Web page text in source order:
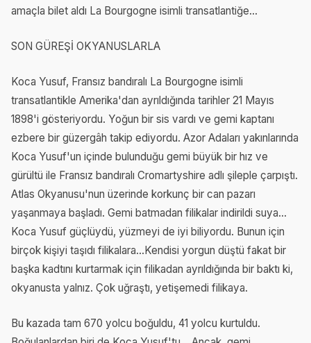
amaçla bilet aldı La Bourgogne isimli transatlantiğe…
SON GÜREŞİ OKYANUSLARLA
Koca Yusuf, Fransız bandıralı La Bourgogne isimli
transatlantikle Amerika'dan ayrıldığında tarihler 21 Mayıs
1898'i gösteriyordu. Yoğun bir sis vardı ve gemi kaptanı
ezbere bir güzergâh takip ediyordu. Azor Adaları yakınlarında
Koca Yusuf'un içinde bulunduğu gemi büyük bir hız ve
gürültü ile Fransız bandıralı Cromartyshire adlı şileple çarpıştı.
Atlas Okyanusu'nun üzerinde korkunç bir can pazarı
yaşanmaya başladı. Gemi batmadan filikalar indirildi suya…
Koca Yusuf güçlüydü, yüzmeyi de iyi biliyordu. Bunun için
birçok kişiyi taşıdı filikalara…Kendisi yorgun düştü fakat bir
başka kadtını kurtarmak için filikadan ayrıldığında bir baktı ki,
okyanusta yalnız. Çok uğraştı, yetişemedi filikaya.
Bu kazada tam 670 yolcu boğuldu, 41 yolcu kurtuldu.